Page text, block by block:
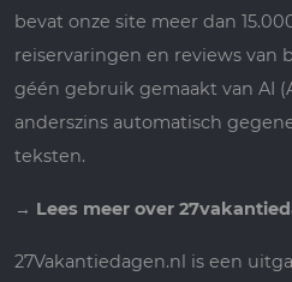
bevat onze site meer dan
reiservaringen en reviews van
géén gebruik gemaakt van AI
anderszins automatisch
teksten.
→ Lees meer over
27Vakantiedagen.nl is een